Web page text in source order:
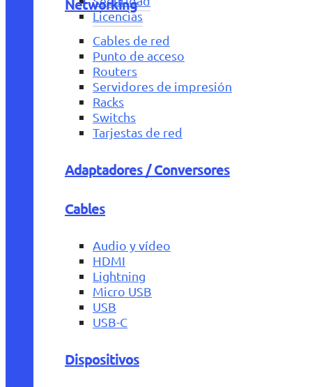
Licencias
Networking
Cables de red
Punto de acceso
Routers
Servidores de impresión
Racks
Switchs
Tarjestas de red
Adaptadores / Conversores
Cables
Audio y vídeo
HDMI
Lightning
Micro USB
USB
USB-C
Dispositivos